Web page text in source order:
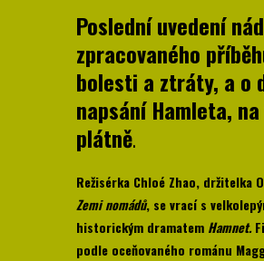
Poslední uvedení
zpracovaného
bolesti a ztráty, a o
napsání Hamleta,
plátně.
Režisérka Chloé Zhao, držitelka
Zemi nomádů, se vrací s
historickým dramatem Hamnet.
podle oceňovaného románu